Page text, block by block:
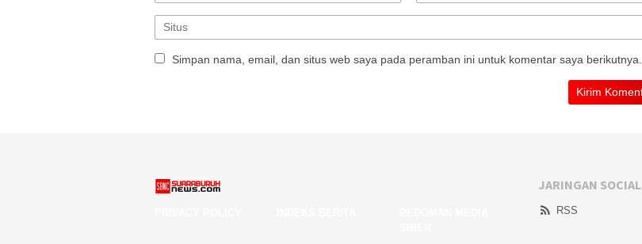
Simpan nama, email, dan situs web saya pada peramban ini untuk komentar saya berikutnya.
JARINGAN SOCIAL
RSS